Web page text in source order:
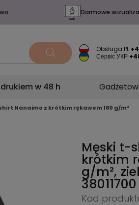
Darmowe
Obsługa PL
Сервіс УКР
w 48 h
Nanaimo z krótkim rękawem 160 g/m²
Męski t-
krótkim
g/m²,
38011700
Kod